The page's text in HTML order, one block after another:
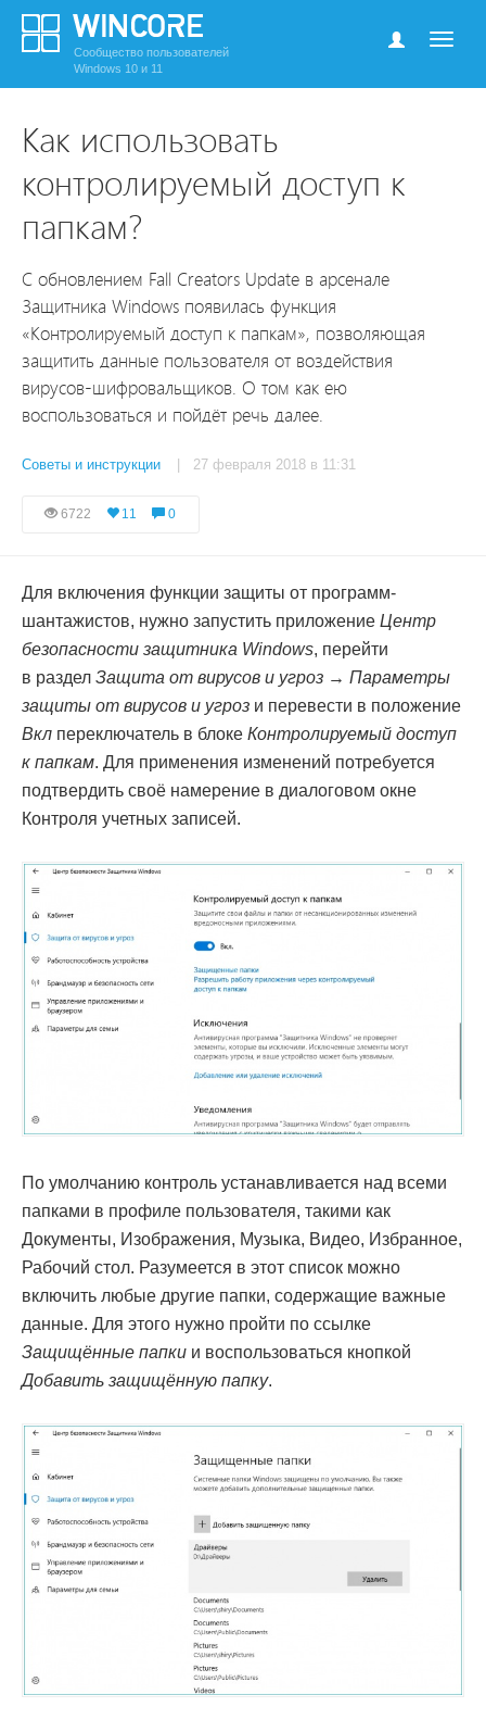
Сообщество пользователей
Windows 10 и 11
Как использовать
контролируемый доступ к
папкам?
С обновлением Fall Creators Update в арсенале
Защитника Windows появилась функция
«Контролируемый доступ к папкам», позволяющая
защитить данные пользователя от воздействия
вирусов-шифровальщиков. О том как ею
воспользоваться и пойдёт речь далее.
Советы и инструкции | 27 февраля 2018 в 11:31
6722 11 0
Для включения функции защиты от программ-
шантажистов, нужно запустить приложение Центр
безопасности защитника Windows, перейти
в раздел Защита от вирусов и угроз → Параметры
защиты от вирусов и угроз и перевести в положение
Вкл переключатель в блоке Контролируемый доступ
к папкам. Для применения изменений потребуется
подтвердить своё намерение в диалоговом окне
Контроля учетных записей.
По умолчанию контроль устанавливается над всеми
папками в профиле пользователя, такими как
Документы, Изображения, Музыка, Видео, Избранное,
Рабочий стол. Разумеется в этот список можно
включить любые другие папки, содержащие важные
данные. Для этого нужно пройти по ссылке
Защищённые папки и воспользоваться кнопкой
Добавить защищённую папку.